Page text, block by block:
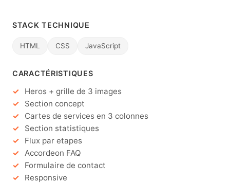
STACK TECHNIQUE
HTML CSS JavaScript
CARACTÉRISTIQUES
Heros + grille de 3 images
Section concept
Cartes de services en 3 colonnes
Section statistiques
Flux par etapes
Accordeon FAQ
Formulaire de contact
Responsive